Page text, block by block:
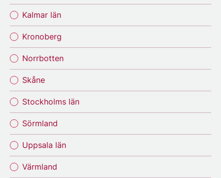
Kalmar län
Kronoberg
Norrbotten
Skåne
Stockholms län
Sörmland
Uppsala län
Värmland